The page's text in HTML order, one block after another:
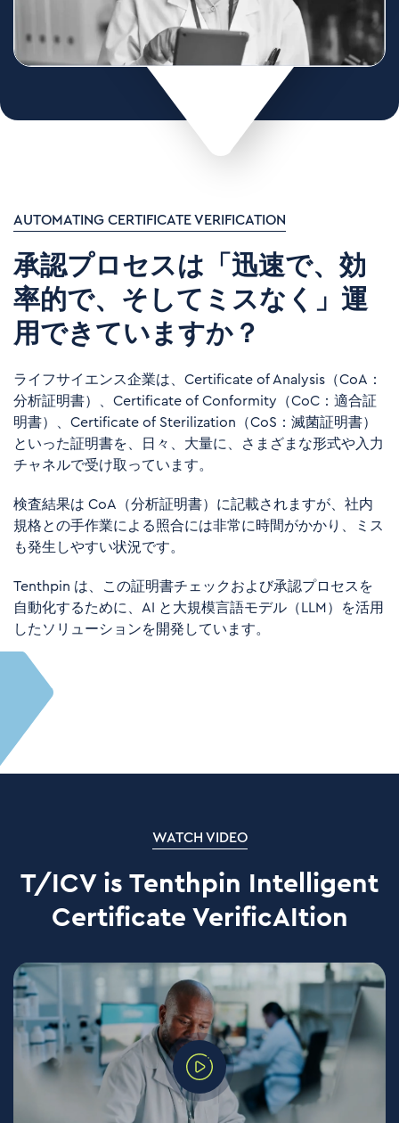
AUTOMATING CERTIFICATE VERIFICATION
承認プロセスは「迅速で、効
率的で、そしてミスなく」運
用できていますか？
ライフサイエンス企業は、 Certificate of Analysis （CoA ：
分析証明書）、 Certificate of Conformity （CoC ：適合証
明書）、 Certificate of Sterilization （CoS ：滅菌証明書）
といった証明書を、日々、大量に、さまざまな形式や入力
チャネルで受け取っています。
検査結果は CoA （分析証明書）に記載されますが、社内
規格との手作業による照合には非常に時間がかかり、ミス
も発生しやすい状況です。
Tenthpin は、この証明書チェックおよび承認プロセスを
自動化するために、 AI と大規模言語モデル（ LLM ）を活用
したソリューションを開発しています。
WATCH VIDEO
T/ICV is Tenthpin Intelligent
Certificate VerificAItion